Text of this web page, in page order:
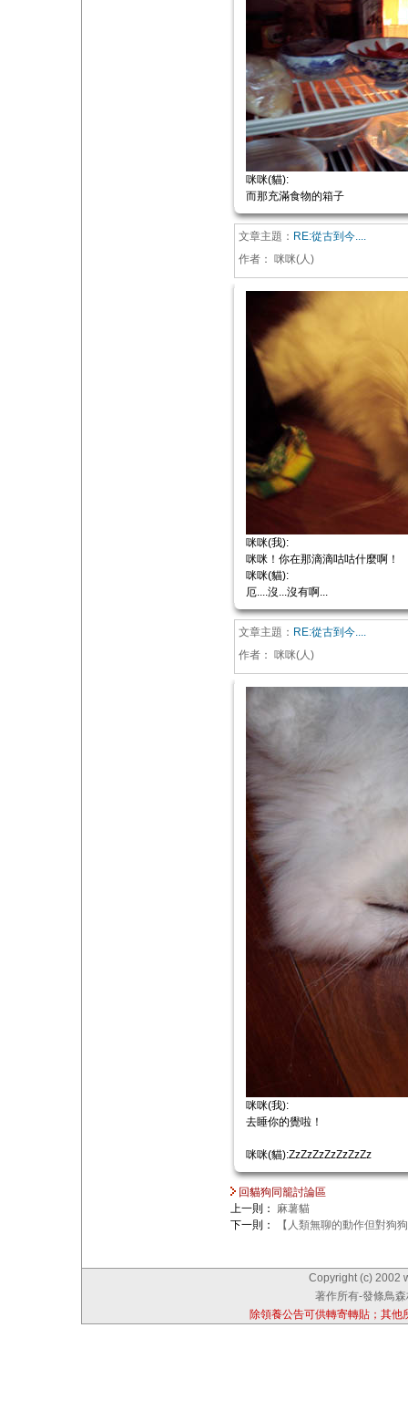
咪咪(貓):
而那充滿食物的箱子
文章主題： RE:從古到今....
作者： 咪咪(人)
咪咪(我):
咪咪！你在那滴滴咕咕什麼啊！
咪咪(貓):
厄....沒...沒有啊...
文章主題： RE:從古到今....
作者： 咪咪(人)
咪咪(我):
去睡你的覺啦！
咪咪(貓):ZzZzZzZzZzZzZz
回貓狗同籠討論區
上一則：
麻薯貓
下一則：
【人類無聊的動作但對狗
Copyright (c) 2002
著作所有-發條鳥
除領養公告可供轉寄轉貼；其